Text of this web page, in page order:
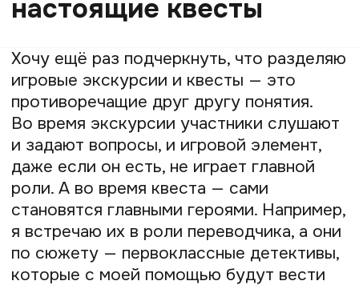
доходят, но если рискнут и найдут
время, то у них обязательно всё
А ещё я призываю учеников собирать
отзывы, фотографии и видео
с тестового квеста. Их потом можно
использовать в рекламе — это хорошо
влияет на продажи. Отзывы помогают
заранее оценить квест, убедиться, что
он понравился другим людям. После
теста ученики приходят ко мне, чтобы
поделиться результатами. Я даю
им обратную связь, рекомендую, какие
моменты можно улучшить.